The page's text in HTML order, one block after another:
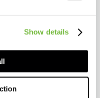
Show details